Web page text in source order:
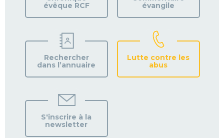
évêque RCF
évangile
Rechercher
dans l’annuaire
Lutte contre les
abus
S'inscrire à la
newsletter